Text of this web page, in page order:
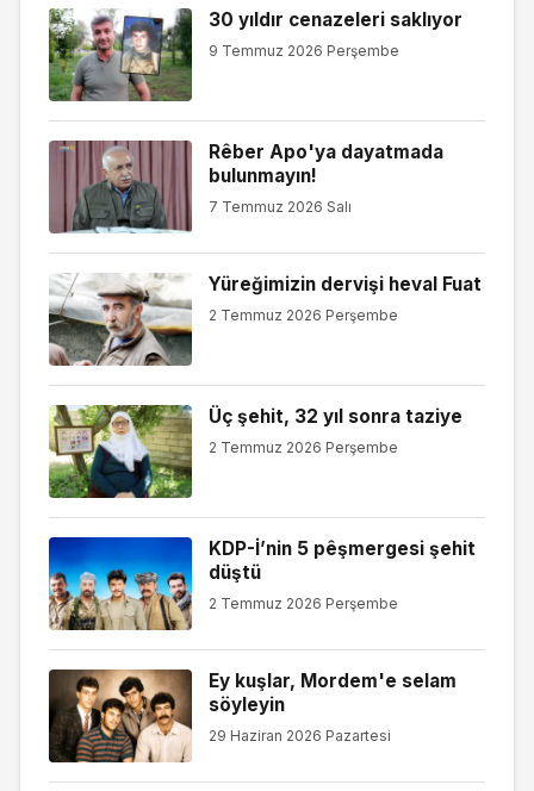
30 yıldır cenazeleri saklıyor
9 Temmuz 2026 Perşembe
Rêber Apo'ya dayatmada
bulunmayın!
7 Temmuz 2026 Salı
Yüreğimizin dervişi heval Fuat
2 Temmuz 2026 Perşembe
Üç şehit, 32 yıl sonra taziye
2 Temmuz 2026 Perşembe
KDP-İ’nin 5 pêşmergesi şehit
düştü
2 Temmuz 2026 Perşembe
Ey kuşlar, Mordem'e selam
söyleyin
29 Haziran 2026 Pazartesi